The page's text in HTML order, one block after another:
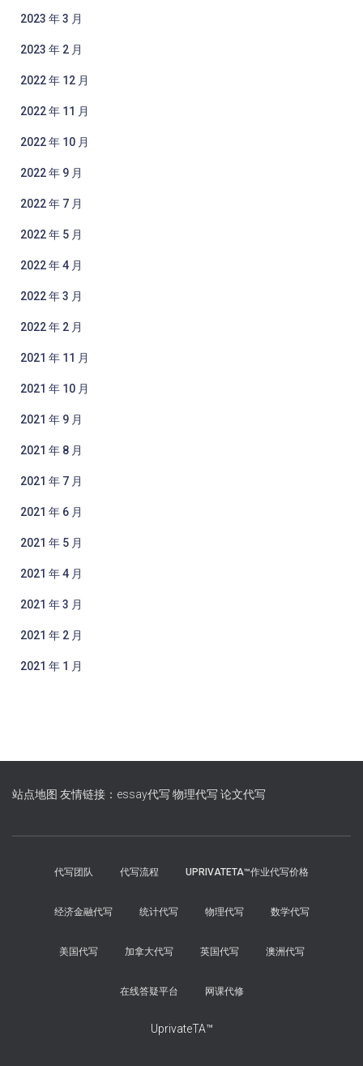
2023 年 3 月
2023 年 2 月
2022 年 12 月
2022 年 11 月
2022 年 10 月
2022 年 9 月
2022 年 7 月
2022 年 5 月
2022 年 4 月
2022 年 3 月
2022 年 2 月
2021 年 11 月
2021 年 10 月
2021 年 9 月
2021 年 8 月
2021 年 7 月
2021 年 6 月
2021 年 5 月
2021 年 4 月
2021 年 3 月
2021 年 2 月
2021 年 1 月
站点地图 友情链接：essay代写 物理代写 论文代写
代写团队 代写流程 UPRIVATETA™作业代写价格
经济金融代写 统计代写 物理代写 数学代写
美国代写 加拿大代写 英国代写 澳洲代写
在线答疑平台 网课代修
UprivateTA™